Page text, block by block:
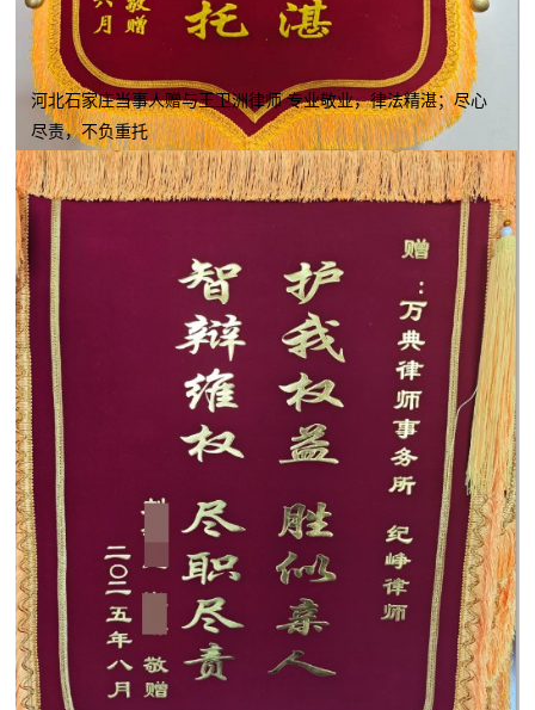
河北石家庄当事人赠与王卫洲律师 专业敬业，律法精湛；尽心
尽责，不负重托